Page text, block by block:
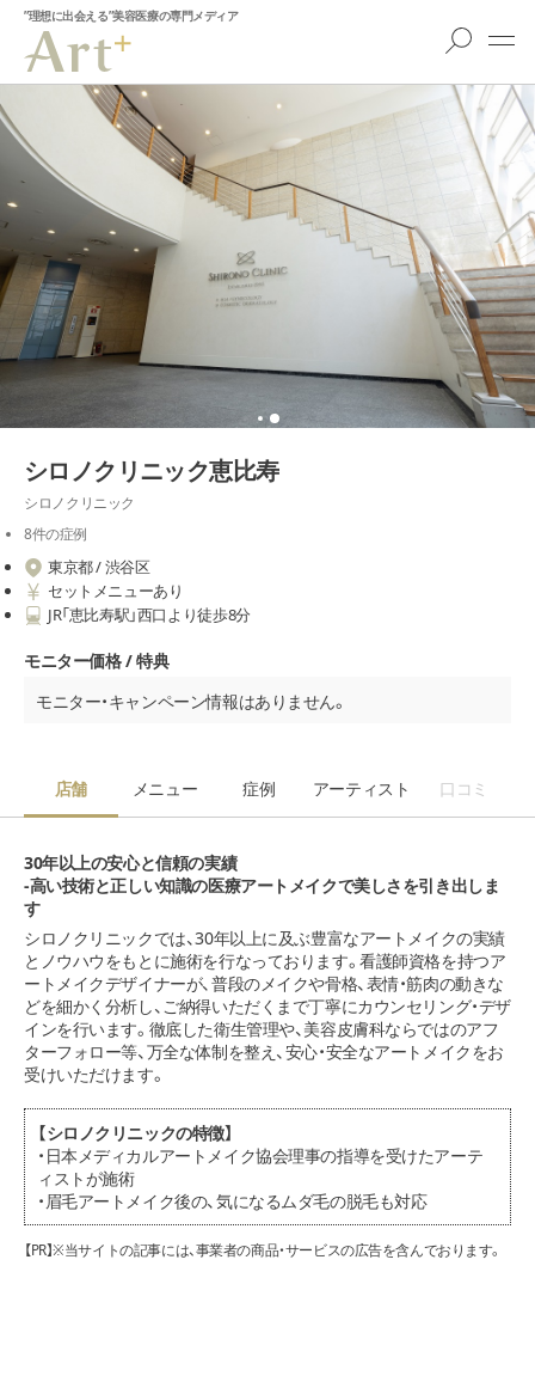
”理想に出会える”美容医療の専門メディア
シロノクリニック恵比寿
シロノクリニック
8件の症例
東京都 / 渋谷区
セットメニューあり
JR「恵比寿駅」西口より徒歩8分
モニター価格 / 特典
モニター・キャンペーン情報はありません。
店舗 メニュー 症例 アーティスト 口コミ
30年以上の安心と信頼の実績
-高い技術と正しい知識の医療アートメイクで美しさを引き出しま
す
シロノクリニックでは、30年以上に及ぶ豊富なアートメイクの実績
とノウハウをもとに施術を行なっております。看護師資格を持つア
ートメイクデザイナーが、普段のメイクや骨格、表情・筋肉の動きな
どを細かく分析し、ご納得いただくまで丁寧にカウンセリング・デザ
インを行います。徹底した衛生管理や、美容皮膚科ならではのアフ
ターフォロー等、万全な体制を整え、安心・安全なアートメイクをお
受けいただけます。
【シロノクリニックの特徴】
・日本メディカルアートメイク協会理事の指導を受けたアーテ
ィストが施術
・眉毛アートメイク後の、気になるムダ毛の脱毛も対応
【PR】※当サイトの記事には、事業者の商品・サービスの広告を含んでおります。